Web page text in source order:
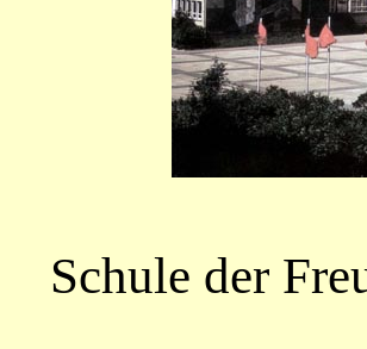
Schule der